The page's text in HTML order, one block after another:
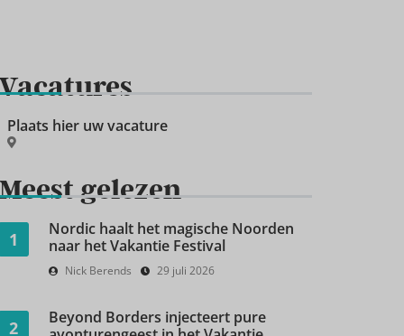
Plaats hier uw vacature
gelezen
1
Nordic haalt het magische Noorden
naar het Vakantie Festival
Nick Berends 29 juli 2026
2
Beyond Borders injecteert pure